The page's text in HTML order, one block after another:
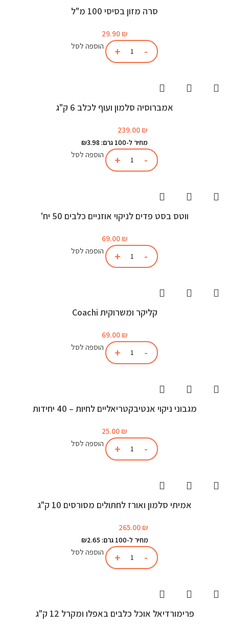
סרה מזון בסיסי 100 מ"ל
29.90 ₪
הוספה לסל
אמברוסיה סלמון ועוף לכלב 6 ק"ג
239.00 ₪
מחיר ל-100 גרם: ₪3.98
הוספה לסל
ווטס בסט פדים לניקוי אוזניים כלבים 50 יח'
69.00 ₪
הוספה לסל
קליקר ומשרוקית Coachi
69.00 ₪
הוספה לסל
מגבוני ניקוי אנטיבקטריאליים לחיות – 40 יחידות
25.00 ₪
הוספה לסל
אמיתי סלמון ואורז לחתולים מסורסים 10 ק"ג
265.00 ₪
מחיר ל-100 גרם: ₪2.65
הוספה לסל
פרימורדיאל אוכל כלבים באפלו ומקרל 12 ק"ג